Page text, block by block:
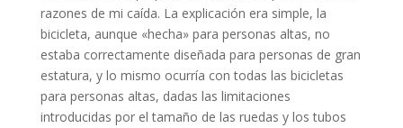
razones de mi caída. La explicación era simple, la
bicicleta, aunque «hecha» para personas altas, no
estaba correctamente diseñada para personas de gran
estatura, y lo mismo ocurría con todas las bicicletas
para personas altas, dadas las limitaciones
introducidas por el tamaño de las ruedas y los tubos